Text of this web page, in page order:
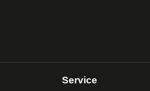
Service